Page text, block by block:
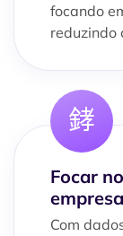
focando
reduzindo
Focar
empresa
Com